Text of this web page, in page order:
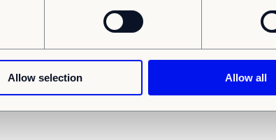
Allow selection Allow all
und sich an
Fachbeiträge